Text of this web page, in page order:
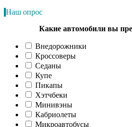
Наш опрос
Какие автомобили вы
Внедорожники
Кроссоверы
Седаны
Купе
Пикапы
Хэтчбеки
Минивэны
Кабриолеты
Микроавтобусы